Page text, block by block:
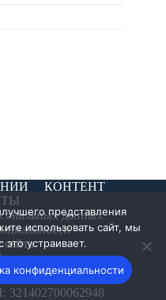
КОНТЕНТ
данных
представления
использовать сайт, мы
это устраивает.
конфиденциальности